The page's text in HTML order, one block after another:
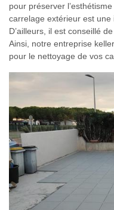
pour préserver
carrelage extérieur est une
D’ailleurs, il est conseillé
Ainsi, notre entreprise
pour le nettoyage de vos